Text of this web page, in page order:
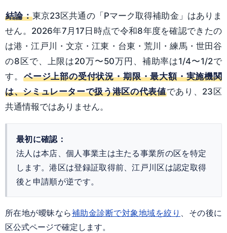
結論：東京23区共通の「Pマーク取得補助金」はありま
せん。2026年7月17日時点で令和8年度を確認できたの
は港・江戸川・文京・江東・台東・荒川・練馬・世田谷
の8区で、上限は20万〜50万円、補助率は1/4〜1/2で
す。 ページ上部の受付状況・期限・最大額・実施機関
は、シミュレーターで扱う港区の代表値であり、23区
共通情報ではありません。
最初に確認：
法人は本店、個人事業主は主たる事業所の区を特定
します。港区は登録証取得前、江戸川区は認定取得
後と申請順が逆です。
所在地が曖昧なら補助金診断で対象地域を絞り 、その後に
区公式ページで確定します。